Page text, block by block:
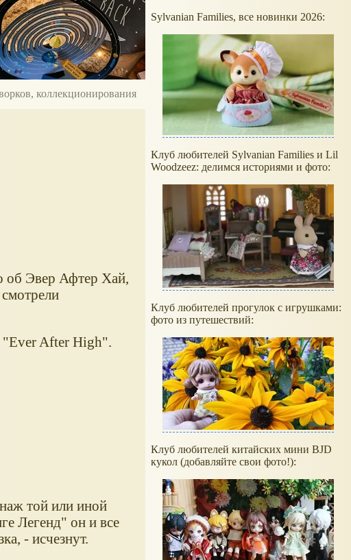
коллекционирования
об Эвер Афтер Хай,
"Ever After High".
той или иной
Легенд" он и все
- исчезнут.
Sylvanian Families, все новинки 2026:
Клуб любителей Sylvanian Families и Lil
Woodzeez: делимся историями и фото:
Клуб любителей прогулок с игрушками:
фото из путешествий:
Клуб любителей китайских мини BJD
кукол (добавляйте свои фото!):